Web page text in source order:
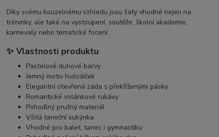
Díky svému kouzelnému vzhledu jsou šaty vhodné nejen na
tréninky, ale také na vystoupení, soutěže, školní akademie,
karnevaly nebo tematické focení.
✨ Vlastnosti produktu
Pastelové duhové barvy
Jemný motiv hvězdiček
Elegantní otevřená záda s překříženými pásky
Romantické volánkové rukávy
Pohodlný pružný materiál
Všitá taneční sukýnka
Vhodné pro balet, tanec i gymnastiku